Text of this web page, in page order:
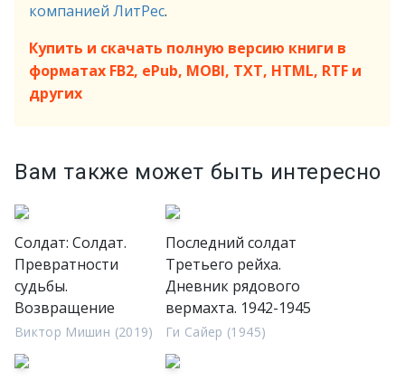
компанией ЛитРес.
Купить и скачать полную версию книги в
форматах FB2, ePub, MOBI, TXT, HTML, RTF и
других
Вам также может быть интересно
Солдат: Солдат.
Превратности
судьбы.
Возвращение
Виктор Мишин (2019)
Последний солдат
Третьего рейха.
Дневник рядового
вермахта. 1942-1945
Ги Сайер (1945)